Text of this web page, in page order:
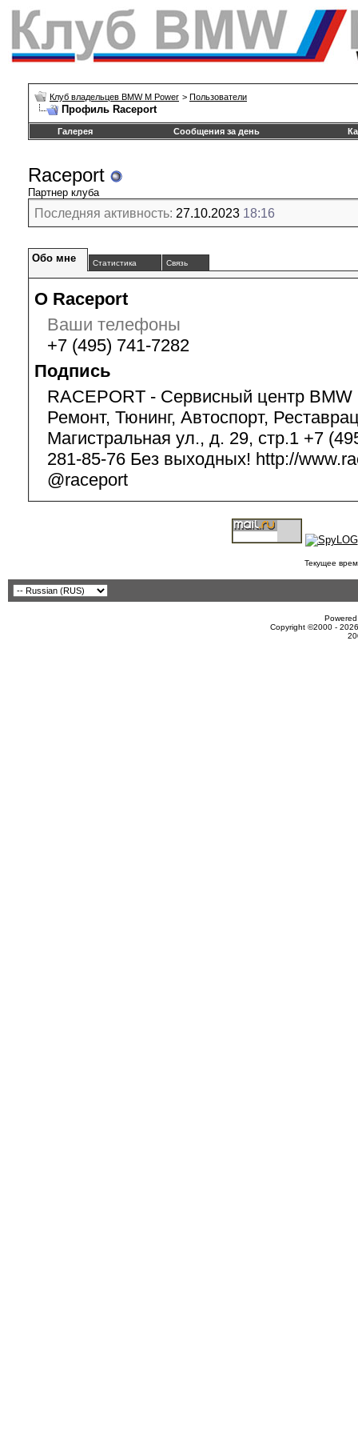
Клуб владельцев BMW M Power > Пользователи
Профиль Raceport
Галерея Сообщения за день
Raceport
Партнер клуба
Последняя активность: 27.10.2023 18:16
Обо мне Статистика Связь
О Raceport
Ваши телефоны
+7 (495) 741-7282
Подпись
RACEPORT - Сервисный центр
Ремонт, Тюнинг, Автоспорт,
Магистральная ул., д. 29, стр.1 +7
281-85-76 Без выходных! http://
@raceport
Текущее
Copyright ©2000 -